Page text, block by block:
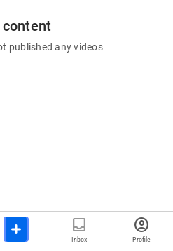
content
published any videos
inbox
Inbox
account_circle
Profile